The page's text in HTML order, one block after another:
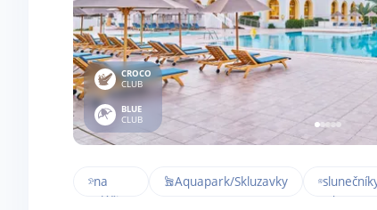
CROCO
CLUB
BLUE
CLUB
na
pláži
Aquapark/Skluzavky
zdarma